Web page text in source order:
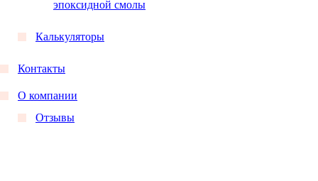
эпоксидной смолы
Калькуляторы
Контакты
О компании
Отзывы